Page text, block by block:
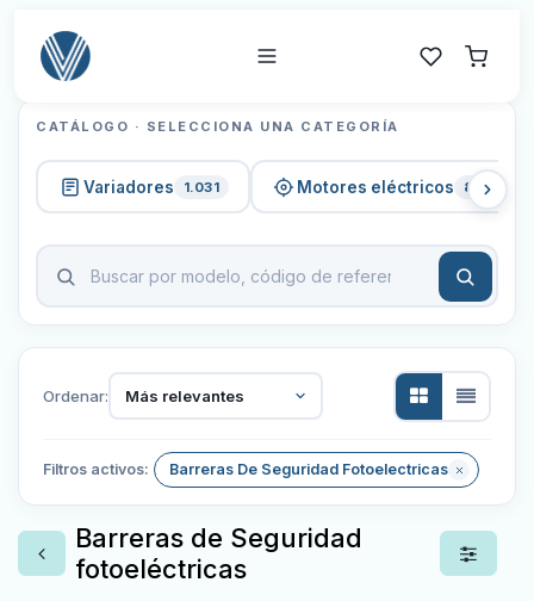
CATÁLOGO · SELECCIONA UNA CATEGORÍA
Variadores 1.031 Motores eléctricos 820
Ordenar: Más relevantes
Filtros activos: Barreras De Seguridad Fotoelectricas
Barreras de Seguridad
fotoeléctricas